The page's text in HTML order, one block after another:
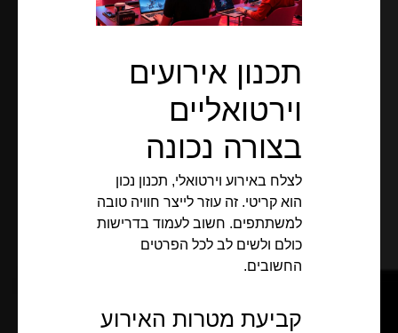
תכנון אירועים
וירטואליים
בצורה נכונה
לצלח באירוע וירטואלי, תכנון נכון
הוא קריטי. זה עוזר לייצר חוויה טובה
למשתתפים. חשוב לעמוד בדרישות
כולם ולשים לב לכל הפרטים
החשובים.
קביעת מטרות האירוע